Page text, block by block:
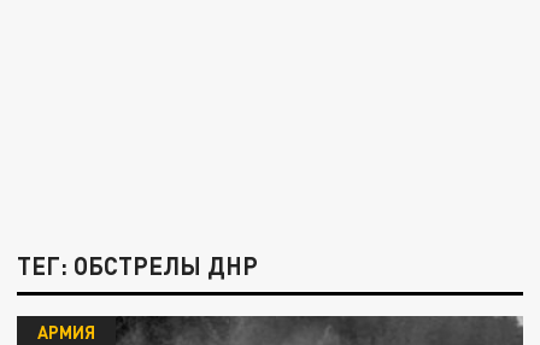
ТЕГ: ОБСТРЕЛЫ ДНР
АРМИЯ